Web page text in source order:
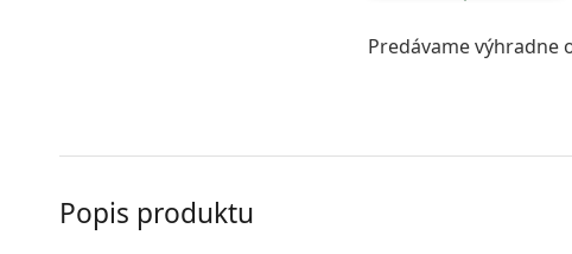
Predávame výhradne
Popis produktu